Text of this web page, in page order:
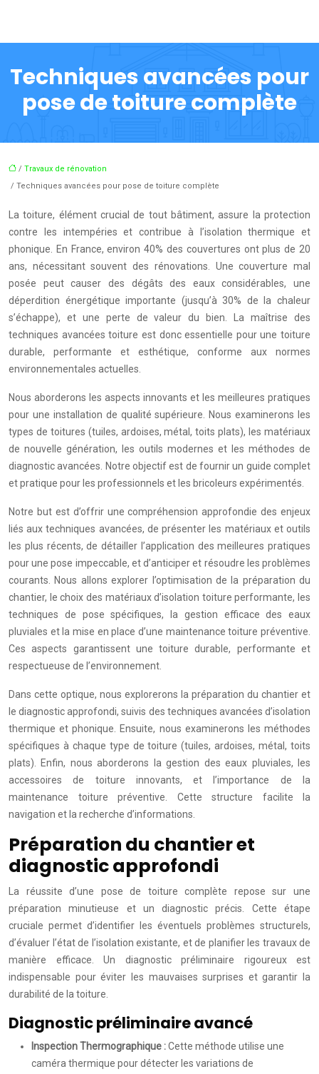
Techniques avancées pour
pose de toiture complète
/ Travaux de rénovation
/ Techniques avancées pour pose de toiture complète
La toiture, élément crucial de tout bâtiment, assure la protection
contre les intempéries et contribue à l’isolation thermique et
phonique. En France, environ 40% des couvertures ont plus de 20
ans, nécessitant souvent des rénovations. Une couverture mal
posée peut causer des dégâts des eaux considérables, une
déperdition énergétique importante (jusqu’à 30% de la chaleur
s’échappe), et une perte de valeur du bien. La maîtrise des
techniques avancées toiture est donc essentielle pour une toiture
durable, performante et esthétique, conforme aux normes
environnementales actuelles.
Nous aborderons les aspects innovants et les meilleures pratiques
pour une installation de qualité supérieure. Nous examinerons les
types de toitures (tuiles, ardoises, métal, toits plats), les matériaux
de nouvelle génération, les outils modernes et les méthodes de
diagnostic avancées. Notre objectif est de fournir un guide complet
et pratique pour les professionnels et les bricoleurs expérimentés.
Notre but est d’offrir une compréhension approfondie des enjeux
liés aux techniques avancées, de présenter les matériaux et outils
les plus récents, de détailler l’application des meilleures pratiques
pour une pose impeccable, et d’anticiper et résoudre les problèmes
courants. Nous allons explorer l’optimisation de la préparation du
chantier, le choix des matériaux d’isolation toiture performante, les
techniques de pose spécifiques, la gestion efficace des eaux
pluviales et la mise en place d’une maintenance toiture préventive.
Ces aspects garantissent une toiture durable, performante et
respectueuse de l’environnement.
Dans cette optique, nous explorerons la préparation du chantier et
le diagnostic approfondi, suivis des techniques avancées d’isolation
thermique et phonique. Ensuite, nous examinerons les méthodes
spécifiques à chaque type de toiture (tuiles, ardoises, métal, toits
plats). Enfin, nous aborderons la gestion des eaux pluviales, les
accessoires de toiture innovants, et l’importance de la
maintenance toiture préventive. Cette structure facilite la
navigation et la recherche d’informations.
Préparation du chantier et
diagnostic approfondi
La réussite d’une pose de toiture complète repose sur une
préparation minutieuse et un diagnostic précis. Cette étape
cruciale permet d’identifier les éventuels problèmes structurels,
d’évaluer l’état de l’isolation existante, et de planifier les travaux de
manière efficace. Un diagnostic préliminaire rigoureux est
indispensable pour éviter les mauvaises surprises et garantir la
durabilité de la toiture.
Diagnostic préliminaire avancé
Inspection Thermographique :Cette méthode utilise une
caméra thermique pour détecter les variations de